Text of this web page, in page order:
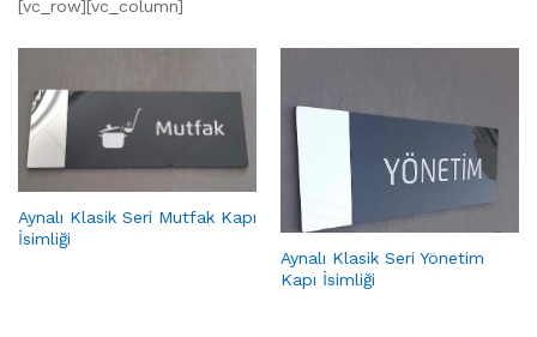
[vc_row][vc_column]
Aynalı Klasik Seri Mutfak Kapı
İsimliği
Aynalı Klasik Seri Yönetim
Kapı İsimliği